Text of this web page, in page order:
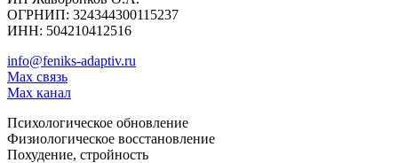
ОГРНИП: 324344300115237
ИНН: 504210412516
info@feniks-adaptiv.ru
Max связь
Max канал
Психологическое обновление
Физиологическое восстановление
Похудение, стройность